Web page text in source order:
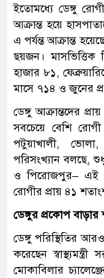
ইতোমধ্যে ডেঙ্গু
আক্রান্ত হয়ে
এ পর্যন্ত আক্রান্ত
ছয়জন। মাসভিত্তিক
হাজার ৮১,
মাসে ৭১৪ ও জুনের
ডেঙ্গু আক্রান্তদের
সবচেয়ে বেশি
পটুয়াখালী, ভোলা,
পরিসংখ্যান বলছে,
ও পিরোজপুর– এই
রোগীর প্রায় ৪১
ডেঙ্গুর প্রকোপ বাড়ার
ডেঙ্গু পরিস্থিতির
করেছেন
মোকাবিলার